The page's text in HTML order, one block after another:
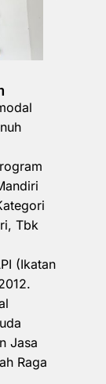
Tbk
(Ikatan
Jasa
Raga